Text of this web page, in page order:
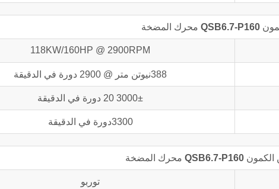
QSB6.7-P160 محرك المضخة
118KW/160HP @ 2900RPM
388نيوتن متر @ 2900 دورة في الدقيقة
3000± 20 دورة في الدقيقة
3300دورة في الدقيقة
الكمونQSB6.7-P160 محرك المضخة
توربو